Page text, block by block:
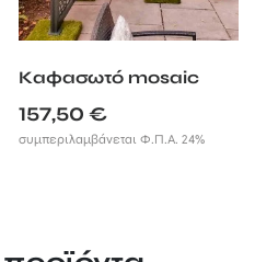
Καφασωτό mosaic
157,50€
συμπεριλαμβάνεται Φ.Π.Α. 24%